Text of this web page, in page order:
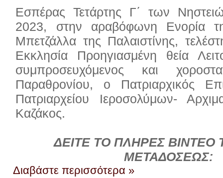
Εσπέρας Τετάρτης Γ΄ των
2023, στην αραβόφωνη Ενορία
Μπετζάλλα της Παλαιστίνης,
Εκκλησία Προηγιασμένη θεία
συμπροσευχόμενος και
Παραθρονίου, ο Πατριαρχικός
Πατριαρχείου Ιεροσολύμων-
Καζάκος.
ΔΕΙΤΕ ΤΟ ΠΛΗΡΕΣ ΒΙΝΤΕΟ
ΜΕΤΑΔΟΣΕΩΣ:
Διαβάστε περισσότερα »